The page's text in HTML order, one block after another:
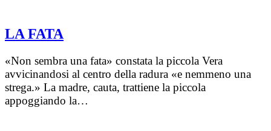
LA FATA
«Non sembra una fata» constata la piccola Vera
avvicinandosi al centro della radura «e nemmeno una
strega.» La madre, cauta, trattiene la piccola
appoggiando la…